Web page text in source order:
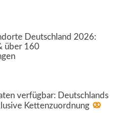
Deutschland 2026:
über 160
verfügbar: Deutschlands
Kettenzuordnung